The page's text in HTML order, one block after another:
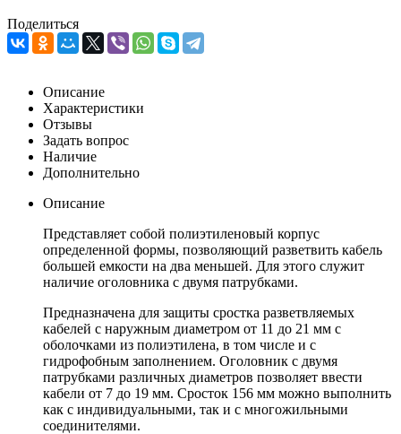
Поделиться
Описание
Характеристики
Отзывы
Задать вопрос
Наличие
Дополнительно
Описание
Представляет собой полиэтиленовый корпус
определенной формы, позволяющий разветвить кабель
большей емкости на два меньшей. Для этого служит
наличие оголовника с двумя патрубками.
Предназначена для защиты сростка разветвляемых
кабелей с наружным диаметром от 11 до 21 мм с
оболочками из полиэтилена, в том числе и с
гидрофобным заполнением. Оголовник с двумя
патрубками различных диаметров позволяет ввести
кабели от 7 до 19 мм. Сросток 156 мм можно выполнить
как с индивидуальными, так и с многожильными
соединителями.